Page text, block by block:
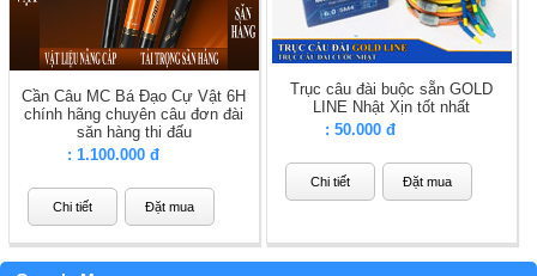
Cần Câu MC Bá Đạo Cự Vật 6H
chính hãng chuyên câu đơn đài
săn hàng thi đấu
: 1.100.000 đ
Chi tiết Đặt mua
Trục câu đài buộc sẵn GOLD
LINE Nhật Xịn tốt nhất
: 50.000 đ
Chi tiết Đặt mua